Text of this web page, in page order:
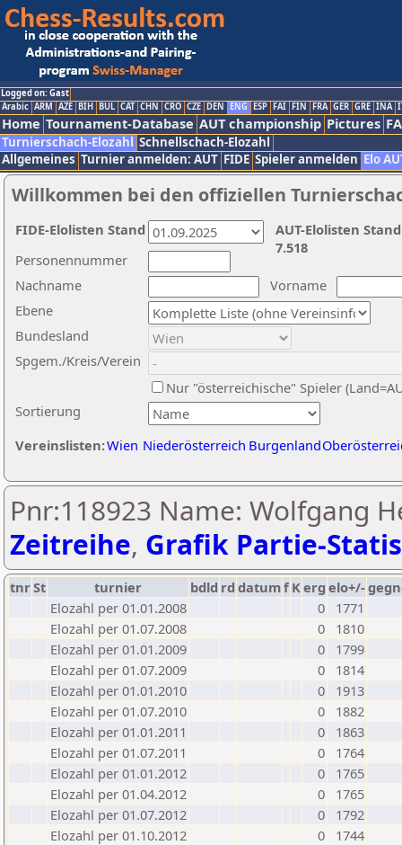
Logged on: Gast
Arabic ARM AZE BIH BUL CAT CHN CRO CZE DEN ENG ESP FAI FIN FRA GER GRE INA
Home Tournament-Database AUT championship Pictures
Turnierschach-Elozahl Schnellschach-Elozahl
Allgemeines Turnier anmelden: AUT FIDE Spieler anmelden Elo
Willkommen bei den offiziellen
Nachname
Vorname
Ebene
Sortierung
Personennummer
Bundesland
Spgem./Kreis/Verein
Nur "österreichische" Spieler
Vereinslisten:Wien Niederösterreich Burgenland
AUT-Elolisten
7.518
FIDE-Elolisten Stand
Pnr:118923 Name: Wolfgang
Zeitreihe, Grafik Partie-
tnrSt turnier bdld rd datumf Kerg elo+/-
Elozahl per 01.01.2008
0
1771
Elozahl per 01.07.2008
0
1810
Elozahl per 01.01.2009
0
1799
Elozahl per 01.07.2009
0
1814
Elozahl per 01.01.2010
0
1913
Elozahl per 01.07.2010
0
1882
Elozahl per 01.01.2011
0
1863
Elozahl per 01.07.2011
0
1764
Elozahl per 01.01.2012
0
1765
Elozahl per 01.04.2012
0
1765
Elozahl per 01.07.2012
0
1792
Elozahl per 01.10.2012
0
1744